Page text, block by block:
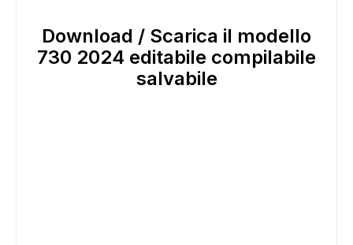
Download / Scarica il modello
730 2024 editabile compilabile
salvabile